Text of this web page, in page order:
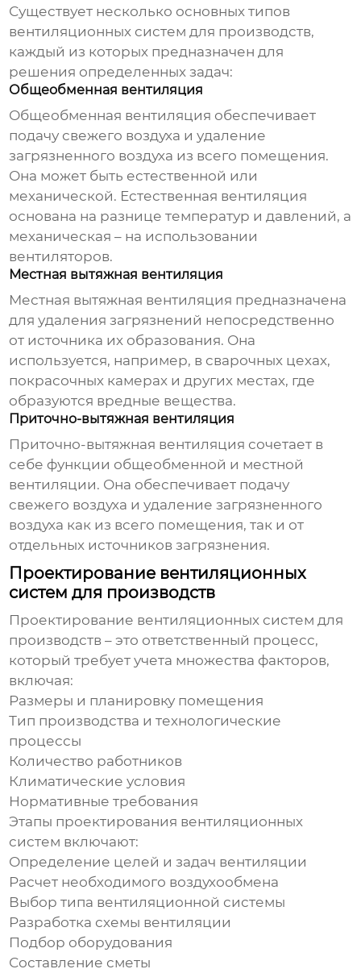
Существует несколько основных типов
вентиляционных систем для производств,
каждый из которых предназначен для
решения определенных задач:
Общеобменная вентиляция
Общеобменная вентиляция обеспечивает
подачу свежего воздуха и удаление
загрязненного воздуха из всего помещения.
Она может быть естественной или
механической. Естественная вентиляция
основана на разнице температур и давлений, а
механическая – на использовании
вентиляторов.
Местная вытяжная вентиляция
Местная вытяжная вентиляция предназначена
для удаления загрязнений непосредственно
от источника их образования. Она
используется, например, в сварочных цехах,
покрасочных камерах и других местах, где
образуются вредные вещества.
Приточно-вытяжная вентиляция
Приточно-вытяжная вентиляция сочетает в
себе функции общеобменной и местной
вентиляции. Она обеспечивает подачу
свежего воздуха и удаление загрязненного
воздуха как из всего помещения, так и от
отдельных источников загрязнения.
Проектирование вентиляционных
систем для производств
Проектирование вентиляционных систем для
производств – это ответственный процесс,
который требует учета множества факторов,
включая:
Размеры и планировку помещения
Тип производства и технологические
процессы
Количество работников
Климатические условия
Нормативные требования
Этапы проектирования вентиляционных
систем включают:
Определение целей и задач вентиляции
Расчет необходимого воздухообмена
Выбор типа вентиляционной системы
Разработка схемы вентиляции
Подбор оборудования
Составление сметы